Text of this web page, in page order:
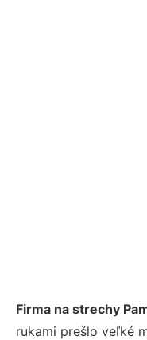
Firma na strechy
rukami prešlo veľké